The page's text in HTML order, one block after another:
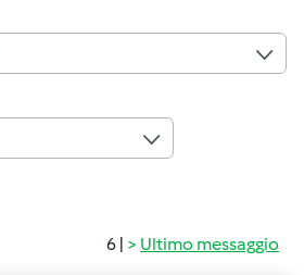
6 | Ultimo messaggio